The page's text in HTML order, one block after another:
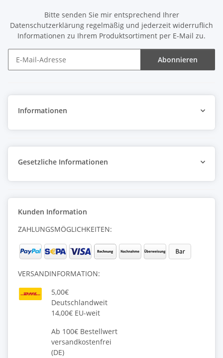
Bitte senden Sie mir entsprechend Ihrer
Datenschutzerklärung regelmäßig und jederzeit widerruflich
Informationen zu Ihrem Produktsortiment per E-Mail zu.
Abonnieren
Informationen
Gesetzliche Informationen
Kunden Information
ZAHLUNGSMÖGLICHKEITEN:
VERSANDINFORMATION:
5,00€
Deutschlandweit
14,00€ EU-weit
Ab 100€ Bestellwert
versandkostenfrei
(DE)